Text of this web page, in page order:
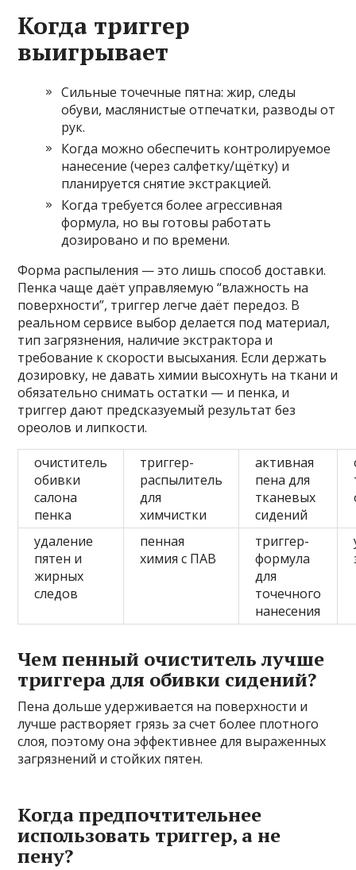
Когда триггер
выигрывает
Сильные точечные пятна: жир, следы
обуви, маслянистые отпечатки, разводы от
рук.
Когда можно обеспечить контролируемое
нанесение (через салфетку/щётку) и
планируется снятие экстракцией.
Когда требуется более агрессивная
формула, но вы готовы работать
дозировано и по времени.
Форма распыления — это лишь способ доставки.
Пенка чаще даёт управляемую “влажность на
поверхности”, триггер легче даёт передоз. В
реальном сервисе выбор делается под материал,
тип загрязнения, наличие экстрактора и
требование к скорости высыхания. Если держать
дозировку, не давать химии высохнуть на ткани и
обязательно снимать остатки — и пенка, и
триггер дают предсказуемый результат без
ореолов и липкости.
очиститель
обивки
салона
пенка
триггер-
распылитель
для
химчистки
активная
пена для
тканевых
сидений
удаление
пятен и
жирных
следов
пенная
химия с ПАВ
триггер-
формула
для
точечного
нанесения
Чем пенный очиститель лучше
триггера для обивки сидений?
Пена дольше удерживается на поверхности и
лучше растворяет грязь за счет более плотного
слоя, поэтому она эффективнее для выраженных
загрязнений и стойких пятен.
Когда предпочтительнее
использовать триггер, а не
пену?